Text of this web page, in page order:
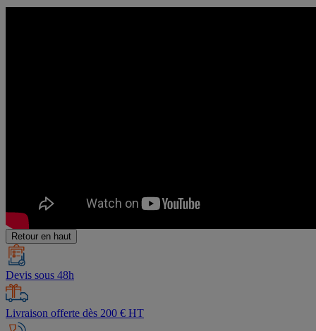
Retour en haut
Devis sous 48h
Livraison offerte dès 200 € HT